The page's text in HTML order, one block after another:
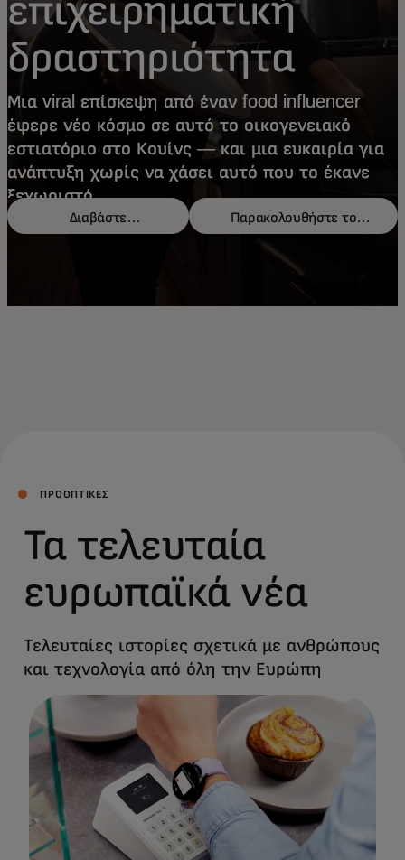
δραστηριότητα
Μια viral επίσκεψη από έναν food influencer
έφερε νέο κόσμο σε αυτό το οικογενειακό
εστιατόριο στο Κουίνς — και μια ευκαιρία για
ανάπτυξη χωρίς να χάσει αυτό που το έκανε
ξεχωριστό.
Διαβάστε
Παρακολουθήστε το
ΠΡΟΟΠΤΙΚΕΣ
Τα τελευταία
ευρωπαϊκά νέα
Τελευταίες ιστορίες σχετικά με ανθρώπους
και τεχνολογία από όλη την Ευρώπη